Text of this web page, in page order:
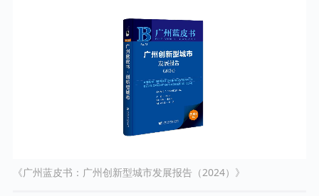
《广州蓝皮书：广州创新型城市发展报告（2024）》